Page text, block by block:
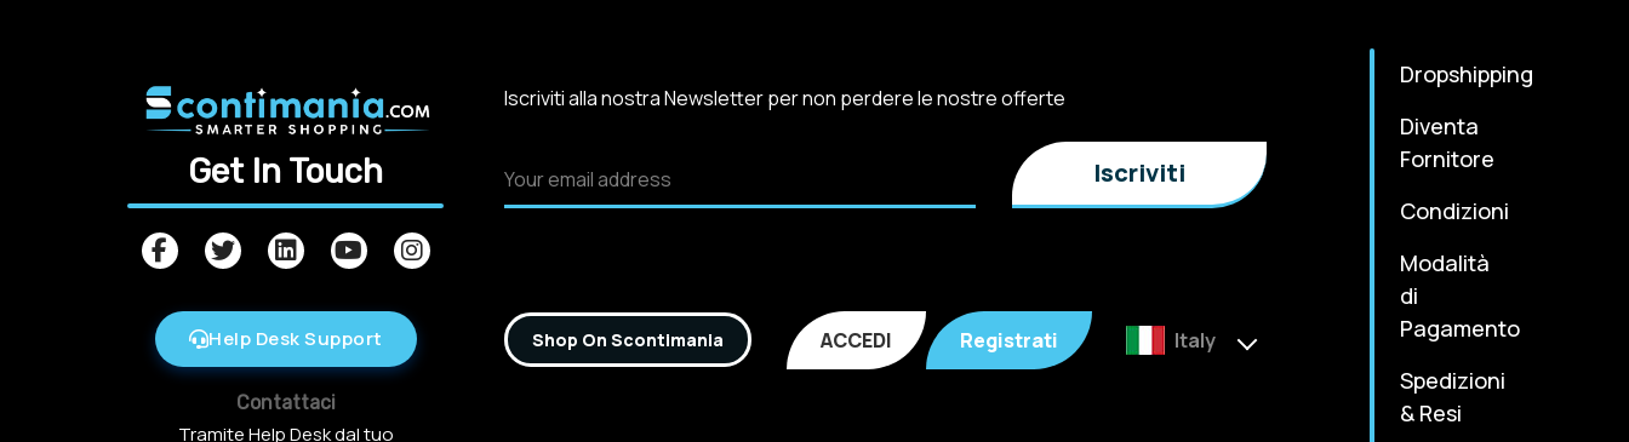
Get In Touch
Help Desk Support
Contattaci
Tramite Help Desk dal tuo
Iscriviti alla nostra Newsletter per non perdere le nostre offerte
Shop On Scontimania ACCEDI Registrati Italy
Dropshipping
Diventa
Fornitore
Condizioni
Modalità
di
Pagamento
Spedizioni
& Resi